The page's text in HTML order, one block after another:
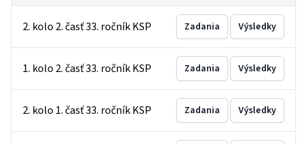
2. kolo 2. časť 33. ročník KSP Zadania Výsledky
1. kolo 2. časť 33. ročník KSP Zadania Výsledky
2. kolo 1. časť 33. ročník KSP Zadania Výsledky